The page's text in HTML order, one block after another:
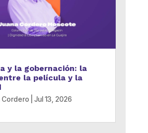
y la gobernación: la
la película y la
Cordero Jul 13, 2026